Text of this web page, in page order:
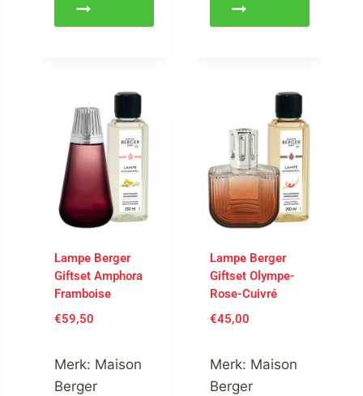
Lampe Berger
Giftset Amphora
Framboise
€59,50
Merk: Maison
Berger
Lampe Berger
Giftset Olympe-
Rose-Cuivré
€45,00
Merk: Maison
Berger